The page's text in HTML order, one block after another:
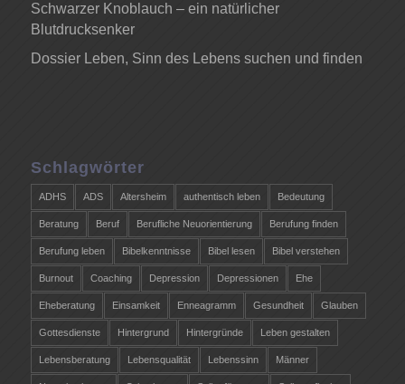
Schwarzer Knoblauch – ein natürlicher
Blutdrucksenker
Dossier Leben, Sinn des Lebens suchen und finden
Schlagwörter
ADHS ADS Altersheim authentisch leben Bedeutung
Beratung Beruf Berufliche Neuorientierung Berufung finden
Berufung leben Bibelkenntnisse Bibel lesen Bibel verstehen
Burnout Coaching Depression Depressionen Ehe
Eheberatung Einsamkeit Enneagramm Gesundheit Glauben
Gottesdienste Hintergrund Hintergründe Leben gestalten
Lebensberatung Lebensqualität Lebenssinn Männer